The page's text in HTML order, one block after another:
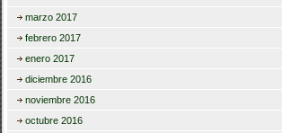
marzo 2017
febrero 2017
enero 2017
diciembre 2016
noviembre 2016
octubre 2016